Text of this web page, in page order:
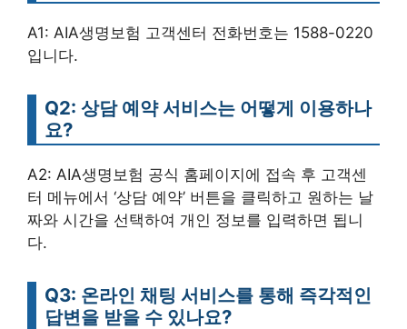
A1: AIA생명보험 고객센터 전화번호는 1588-0220
입니다.
Q2: 상담 예약 서비스는 어떻게 이용하나
요?
A2: AIA생명보험 공식 홈페이지에 접속 후 고객센
터 메뉴에서 ‘상담 예약’ 버튼을 클릭하고 원하는 날
짜와 시간을 선택하여 개인 정보를 입력하면 됩니
다.
Q3: 온라인 채팅 서비스를 통해 즉각적인
답변을 받을 수 있나요?